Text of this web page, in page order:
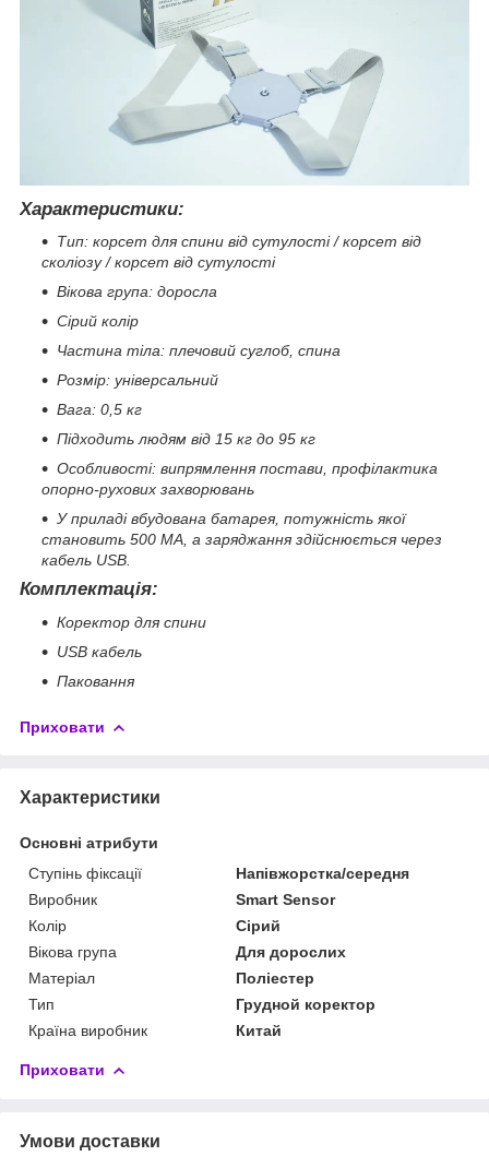
Характеристики:
Тип: корсет для спини від сутулості / корсет від
сколіозу / корсет від сутулості
Вікова група: доросла
Сірий колір
Частина тіла: плечовий суглоб, спина
Розмір: універсальний
Вага: 0,5 кг
Підходить людям від 15 кг до 95 кг
Особливості: випрямлення постави, профілактика
опорно-рухових захворювань
У приладі вбудована батарея, потужність якої
становить 500 MA, а заряджання здійснюється через
кабель USB.
Комплектація:
Коректор для спини
USB кабель
Паковання
Приховати
Характеристики
Основні атрибути
Ступінь фіксації
Напівжорстка/середня
Виробник
Smart Sensor
Колір
Сірий
Вікова група
Для дорослих
Матеріал
Поліестер
Тип
Грудной коректор
Країна виробник
Китай
Приховати
Умови доставки